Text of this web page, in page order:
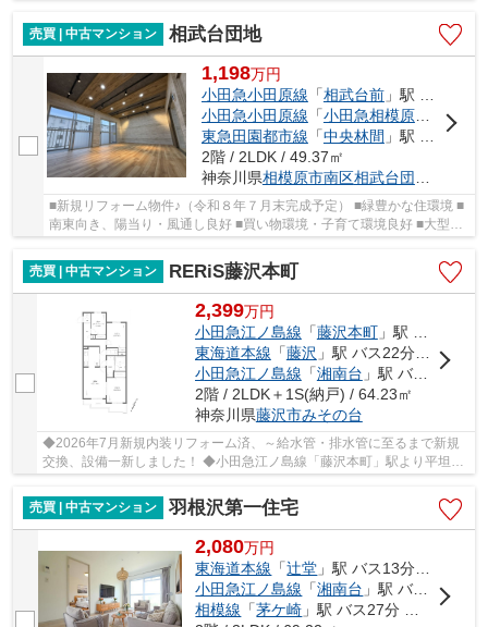
売買 | 中古マンション 相武台団地
1,198万円
小田急小田原線 「相武台前」駅 徒歩21分
小田急小田原線 「小田急相模原」駅 徒歩
東急田園都市線 「中央林間 」駅 徒歩53分
2階 / 2LDK / 49.37㎡
神奈川県相模原市南区相武台団地
■新規リフォーム物件♪（令和８年７月末完成予定） ■緑豊かな住環境 ■
南東向き、陽当り・風通し良好 ■買い物環境・子育て環境良好 ■大型コ
ミュニティ
売買 | 中古マンション
RERiS藤沢本町
2,399万円
小田急江ノ島線 「藤沢本町」駅 徒歩11分
東海道本線 「藤沢 」駅 バス22分 「伊勢山入口」 停歩9分
小田急江ノ島線 「湘南台 」駅 バス23分 「白旗神社前」 停歩9分
2階 / 2LDK＋1S(納戸) / 64.23㎡
神奈川県藤沢市みその台
◆2026年7月新規内装リフォーム済、～給水管・排水管に至るまで新規
交換、設備一新しました！ ◆小田急江ノ島線「藤沢本町」駅より平坦徒
歩11分の好立地！ ◆使い易い間取りの2SLDK（間取...
売買 | 中古マンション
羽根沢第一住宅
2,080万円
東海道本線 「辻堂 」駅 バス13分 「滝の沢小学校前」 停歩3分
小田急江ノ島線 「湘南台 」駅 バス23分 「滝の沢」 停歩5分
相模線 「茅ケ崎 」駅 バス27分 「滝の沢小学校前」 停歩3分